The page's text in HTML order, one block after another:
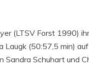
(LTSV Forst 1990)
Laugk (50:57,5 min)
Schuhart und